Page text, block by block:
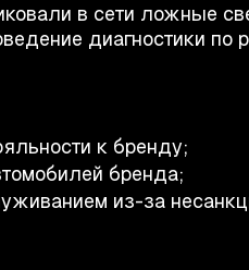
в сети ложные
диагностики по
к бренду;
бренда;
из-за